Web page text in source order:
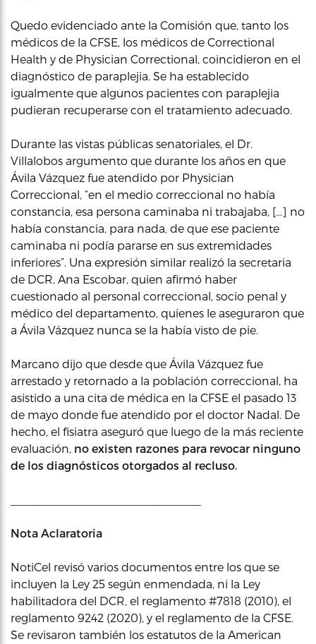
Quedo evidenciado ante la Comisión que, tanto los
médicos de la CFSE, los médicos de Correctional
Health y de Physician Correctional, coincidieron en el
diagnóstico de paraplejia. Se ha establecido
igualmente que algunos pacientes con paraplejia
pudieran recuperarse con el tratamiento adecuado.
Durante las vistas públicas senatoriales, el Dr.
Villalobos argumento que durante los años en que
Ávila Vázquez fue atendido por Physician
Correccional, “en el medio correccional no había
constancia, esa persona caminaba ni trabajaba, […] no
había constancia, para nada, de que ese paciente
caminaba ni podía pararse en sus extremidades
inferiores”. Una expresión similar realizó la secretaria
de DCR, Ana Escobar, quien afirmó haber
cuestionado al personal correccional, socio penal y
médico del departamento, quienes le aseguraron que
a Ávila Vázquez nunca se la había visto de pie.
Marcano dijo que desde que Ávila Vázquez fue
arrestado y retornado a la población correccional, ha
asistido a una cita de médica en la CFSE el pasado 13
de mayo donde fue atendido por el doctor Nadal. De
hecho, el fisiatra aseguró que luego de la más reciente
evaluación, no existen razones para revocar ninguno
de los diagnósticos otorgados al recluso.
Nota Aclaratoria
NotiCel revisó varios documentos entre los que se
incluyen la Ley 25 según enmendada, ni la Ley
habilitadora del DCR, el reglamento #7818 (2010), el
reglamento 9242 (2020), y el reglamento de la CFSE.
Se revisaron también los estatutos de la American